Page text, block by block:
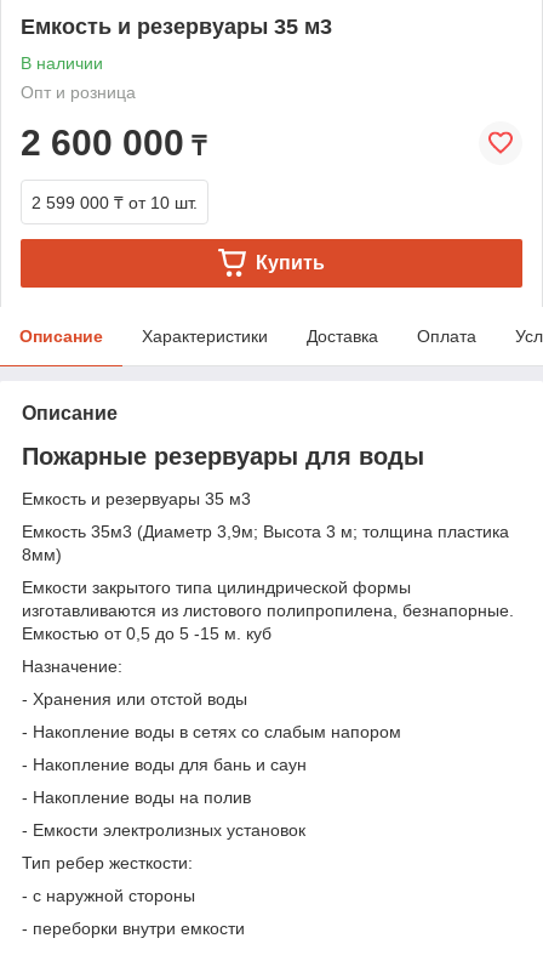
Емкость и резервуары 35 м3
В наличии
Опт и розница
2 600 000 ₸
2 599 000 ₸ от 10 шт.
Купить
Описание Характеристики Доставка Оплата
Описание
Пожарные резервуары для воды
Емкость и резервуары 35 м3
Емкость 35м3 (Диаметр 3,9м; Высота 3 м; толщина пластика
8мм)
Емкости закрытого типа цилиндрической формы
изготавливаются из листового полипропилена, безнапорные.
Емкостью от 0,5 до 5 -15 м. куб
Назначение:
- Хранения или отстой воды
- Накопление воды в сетях со слабым напором
- Накопление воды для бань и саун
- Накопление воды на полив
- Емкости электролизных установок
Тип ребер жесткости:
- с наружной стороны
- переборки внутри емкости